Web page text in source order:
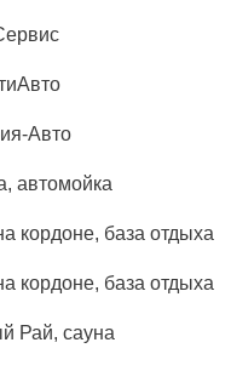
Авто
автомойка
кордоне, база отдыха
кордоне, база отдыха
Рай, сауна